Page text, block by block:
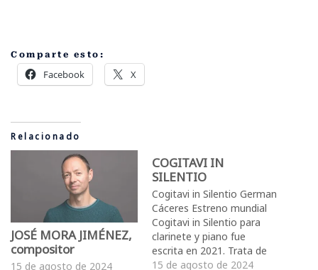
Comparte esto:
Facebook X
Relacionado
JOSÉ MORA JIMÉNEZ,
compositor
15 de agosto de 2024
COGITAVI IN
SILENTIO
Cogitavi in Silentio German
Cáceres Estreno mundial
Cogitavi in Silentio para
clarinete y piano fue
escrita en 2021. Trata de
explotar algunas de las
15 de agosto de 2024